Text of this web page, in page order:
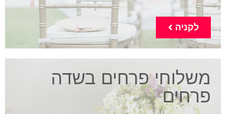
לקניה
משלוחי פרחים בשדה
פרחים